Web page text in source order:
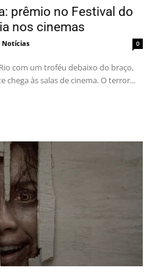
prêmio no Festival do
nos cinemas
Notícias 0
com um troféu debaixo do braço,
chega às salas de cinema. O terror...